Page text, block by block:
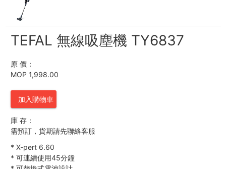
TEFAL 無線吸塵機 TY6837
原 價：
MOP 1,998.00
加入購物車
庫 存：
需預訂，貨期請先聯絡客服
* X-pert 6.60
* 可連續使用45分鐘